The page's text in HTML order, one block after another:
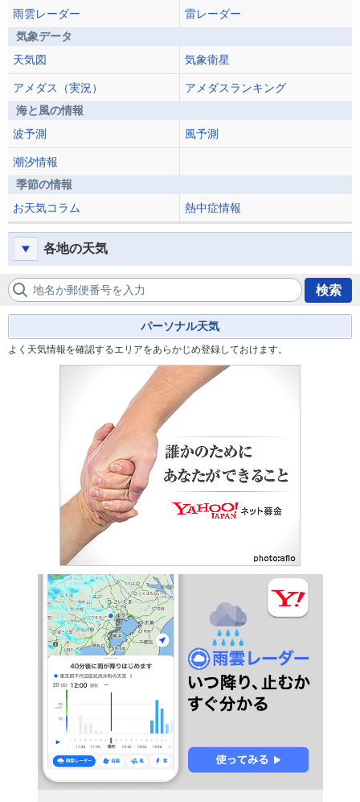
雨雲レーダー
雷レーダー
気象データ
天気図
気象衛星
アメダス（実況）
アメダスランキング
海と風の情報
波予測
風予測
潮汐情報
季節の情報
お天気コラム
熱中症情報
各地の天気
地名か郵便番号を入力 検索
パーソナル天気
よく天気情報を確認するエリアをあらかじめ登録しておけます。